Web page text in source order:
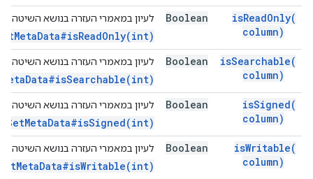
isReadOnly(
column)
Boolean לעיון במאמרי העזרה בנושא השיטה
isSearchable(
column)
Boolean לעיון במאמרי העזרה בנושא השיטה
isSigned(
column)
Boolean לעיון במאמרי העזרה בנושא השיטה
isWritable(
column)
Boolean לעיון במאמרי העזרה בנושא השיטה